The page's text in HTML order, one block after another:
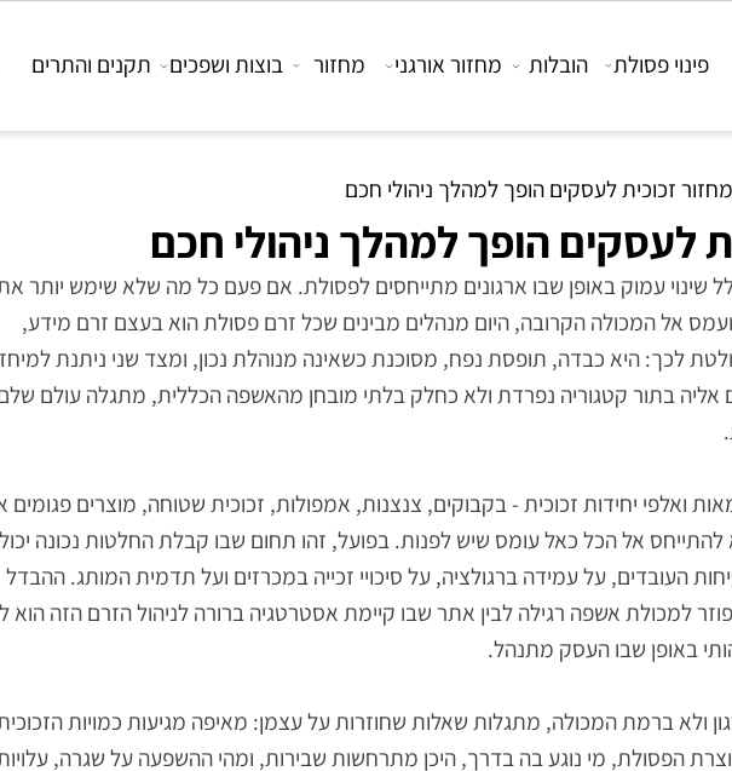
פסולת הובלות מחזור אורגני מחזור בוצות ושפכים תקנים והתרים
זכוכית לעסקים הופך למהלך ניהולי חכם
לעסקים הופך למהלך ניהולי חכם
עמוק באופן שבו ארגונים מתייחסים לפסולת. אם פעם כל מה שלא שימש יותר את
אל המכולה הקרובה, היום מנהלים מבינים שכל זרם פסולת הוא בעצם זרם מידע,
לכך: היא כבדה, תופסת נפח, מסוכנת כשאינה מנוהלת נכון, ומצד שני ניתנת למיחזור
בתור קטגוריה נפרדת ולא כחלק בלתי מובחן מהאשפה הכללית, מתגלה עולם שלם
יחידות זכוכית - בקבוקים, צנצנות, אמפולות, זכוכית שטוחה, מוצרים פגומים או
אל הכל כאל עומס שיש לפנות. בפועל, זהו תחום שבו קבלת החלטות נכונה יכולה
העובדים, על עמידה ברגולציה, על סיכויי זכייה במכרזים ועל תדמית המותג. ההבדל
אשפה רגילה לבין אתר שבו קיימת אסטרטגיה ברורה לניהול הזרם הזה הוא לא
ברמת המכולה, מתגלות שאלות שחוזרות על עצמן: מאיפה מגיעות כמויות הזכוכית